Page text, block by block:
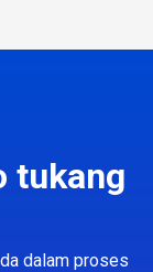
tukang
dalam proses